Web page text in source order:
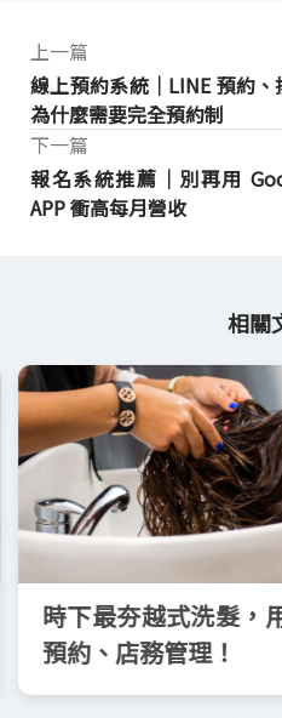
上一篇
線上預約系統｜LINE 預約
為什麼需要完全預約制
報名系統推薦｜別再用
APP 衝高每月營收
下一篇
相關
時下最夯越式洗髮，
預約、店務管理！